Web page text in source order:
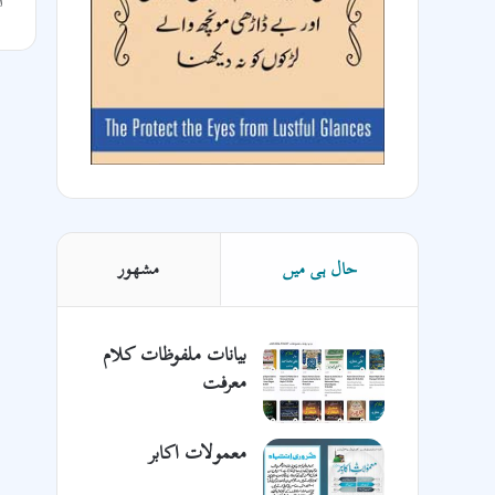
حال ہی میں مشھور
بیانات ملفوظات کلام
معرفت
معمولات اکابر